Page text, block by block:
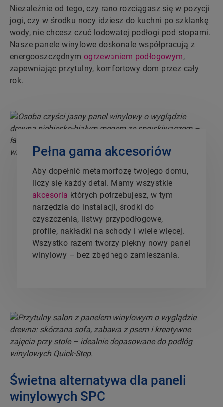
Niezależnie od tego, czy rano rozciągasz się w pozycji
jogi, czy w środku nocy idziesz do kuchni po szklankę
wody, nie chcesz czuć lodowatej podłogi pod stopami.
Nasze panele winylowe doskonale współpracują z
energooszczędnym ogrzewaniem podłogowym,
zapewniając przytulny, komfortowy dom przez cały
rok.
Pełna gama akcesoriów
Aby dopełnić metamorfozę twojego domu,
liczy się każdy detal. Mamy wszystkie
akcesoria których potrzebujesz, w tym
narzędzia do instalacji, środki do
czyszczenia, listwy przypodłogowe,
profile, nakładki na schody i wiele więcej.
Wszystko razem tworzy piękny nowy panel
winylowy – bez zbędnego zamieszania.
Świetna alternatywa dla paneli
winylowych SPC